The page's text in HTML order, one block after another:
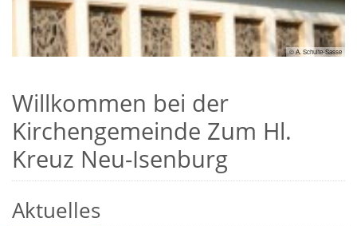
© A. Schulte-Sasse
Willkommen bei der
Kirchengemeinde Zum Hl.
Kreuz Neu-Isenburg
Aktuelles